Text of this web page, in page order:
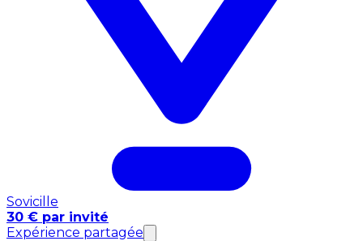
Sovicille
30 € par invité
Expérience partagée